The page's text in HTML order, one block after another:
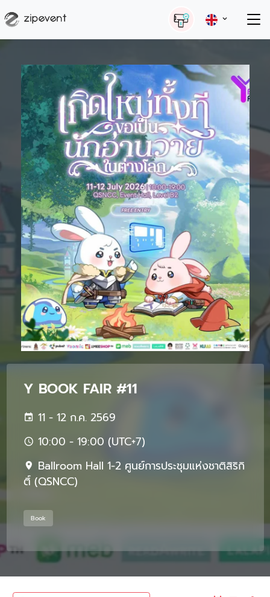
Y BOOK FAIR #11
11 - 12 ก.ค. 2569
10:00 - 19:00 (UTC+7)
Ballroom Hall 1-2 ศูนย์การประชุมแห่งชาติสิริกิ
ติ์ (QSNCC)
Book